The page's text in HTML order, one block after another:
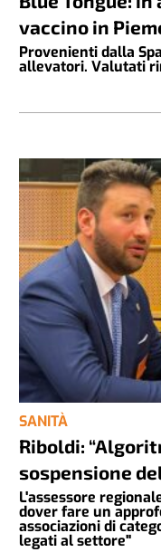
vaccino in
Provenienti dalla
allevatori. Valutati
SANITÀ
Riboldi:
sospensione
L'assessore
dover fare un
associazioni di
legati al settore"